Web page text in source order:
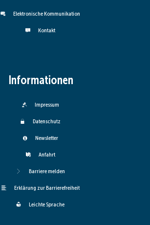
Elektronische Kommunikation
Kontakt
Informationen
Impressum
Datenschutz
Newsletter
Anfahrt
Barriere melden
Erklärung zur Barrierefreiheit
Leichte Sprache